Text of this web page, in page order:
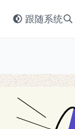
跟随系统